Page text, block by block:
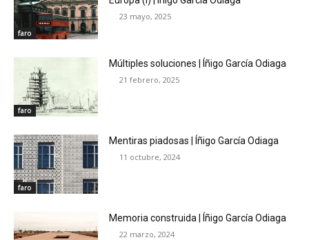
faro
23 mayo, 2025
faro
Múltiples soluciones | Íñigo García Odiaga
21 febrero, 2025
faro
Mentiras piadosas | Íñigo García Odiaga
11 octubre, 2024
Memoria construida | Íñigo García Odiaga
22 marzo, 2024